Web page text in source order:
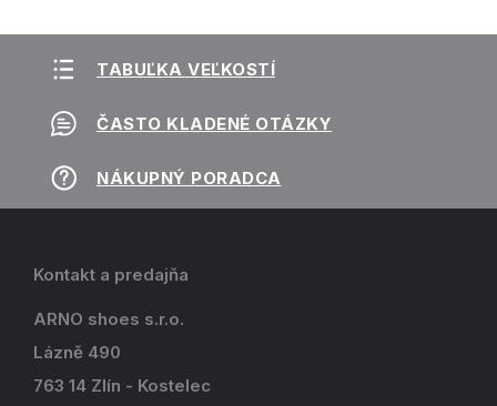
TABUĽKA VEĽKOSTÍ
ČASTO KLADENÉ OTÁZKY
NÁKUPNÝ PORADCA
Kontakt a predajňa
ARNO shoes s.r.o.
Lázně 490
763 14 Zlín - Kostelec